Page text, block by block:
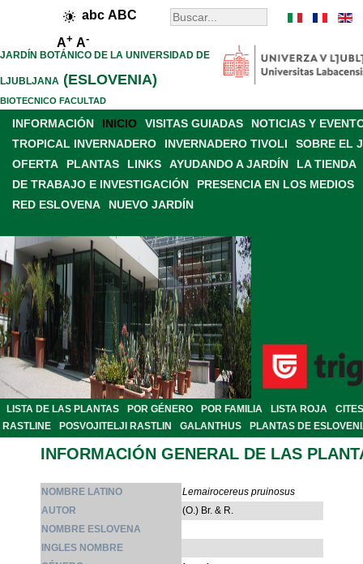
abc ABC
A+ A-
JARDÍN BOTÁNICO DE LA UNIVERSIDAD DE
LJUBLJANA (ESLOVENIA)
BIOTECNICO FACULTAD
INFORMACIÓN INICIO VISITAS GUIADAS
NOTICIAS Y
TROPICAL INVERNADERO
INVERNADERO TIVOLI
SOBRE EL
OFERTA
PLANTAS LINKS AYUDANDO A JARDÍN
LA TIENDA
DE TRABAJO E INVESTIGACIÓN
PRESENCIA EN LOS MEDIOS
RED ESLOVENA
NUEVO JARDÍN
LISTA DE LAS PLANTAS POR GÉNERO POR FAMILIA LISTA ROJA
CITES
RASTLINE
POSVOJITELJI RASTLIN GALANTHUS PLANTAS DE
INFORMACIÓN GENERAL DE LAS
NOMBRE LATINO
Lemairocereus pruinosus
AUTOR
(O.) Br. & R.
NOMBRE ESLOVENA
INGLES NOMBRE